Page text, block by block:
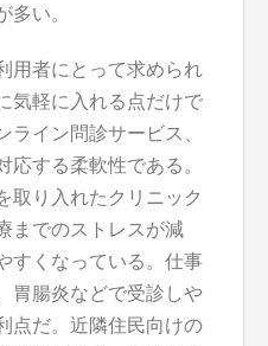
多い。
用者にとって求められ
気軽に入れる点だけで
ライン問診サービス、
応する柔軟性である。
取り入れたクリニック
までのストレスが減
すくなっている。仕事
胃腸炎などで受診しや
点だ。近隣住民向けの